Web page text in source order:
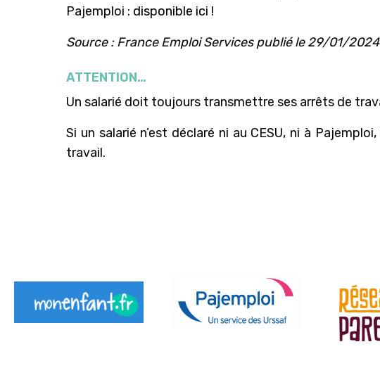
Pajemploi : disponible ici !
Source : France Emploi Services publié le 29/01/2024
ATTENTION…
Un salarié doit toujours transmettre ses arrêts de
Si un salarié n’est déclaré ni au CESU, ni à
travail.